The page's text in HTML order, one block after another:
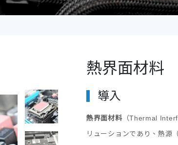
熱界面材料
導入
熱界面材料（Thermal
リューションであり、熱源